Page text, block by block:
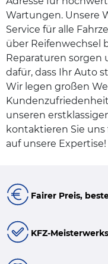
Wartungen. Unsere
Service für alle
über Reifenwechsel
Reparaturen sorgen
dafür, dass Ihr Auto
Wir legen großen
unseren
kontaktieren Sie uns
auf unsere Expertise!
Fairer Preis,
KFZ-